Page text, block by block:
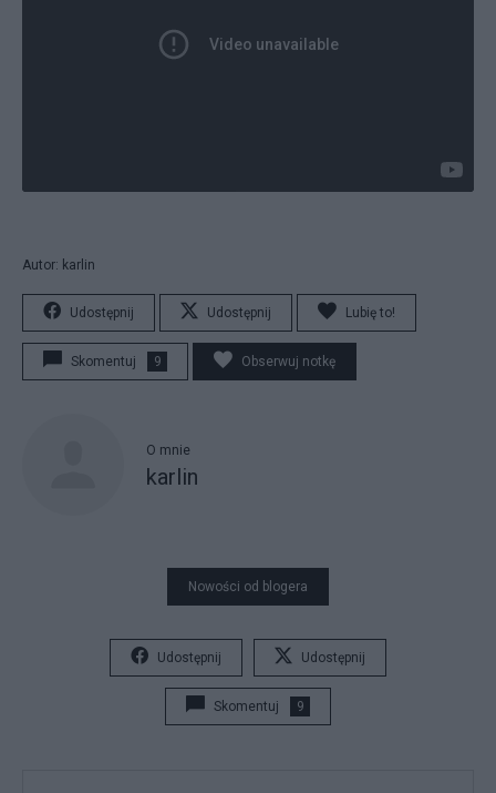
Autor: karlin
Udostępnij Udostępnij Lubię to!
Skomentuj 9 Obserwuj notkę
O mnie
karlin
Nowości od blogera
Udostępnij Udostępnij
Skomentuj 9